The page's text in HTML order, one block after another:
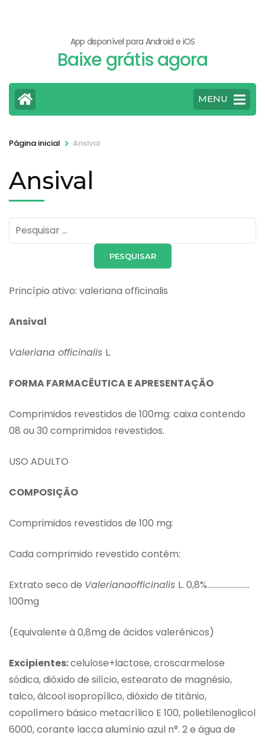
App disponível para Android e iOS
Baixe grátis agora
MENU
Página inicial > Ansival
Ansival
Pesquisar
por:
Princípio ativo: valeriana officinalis
Ansival
Valeriana officinalis L.
FORMA FARMACÊUTICA E APRESENTAÇÃO
Comprimidos revestidos de 100mg: caixa contendo
08 ou 30 comprimidos revestidos.
USO ADULTO
COMPOSIÇÃO
Comprimidos revestidos de 100 mg:
Cada comprimido revestido contém:
Extrato seco de Valerianaofficinalis L. 0,8%……………………
100mg
(Equivalente à 0,8mg de ácidos valerênicos)
Excipientes:celulose+lactose, croscarmelose
sódica, dióxido de silício, estearato de magnésio,
talco, álcool isopropílico, dióxido de titânio,
copolímero básico metacrílico E 100, polietilenoglicol
6000, corante lacca alumínio azul n°. 2 e água de